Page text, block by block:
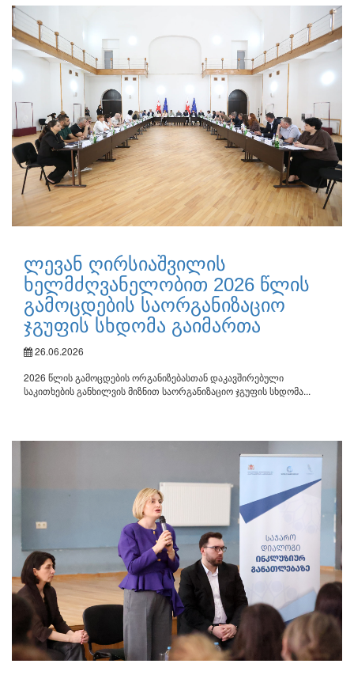
ლევან ღირსიაშვილის
ხელმძღვანელობით 2026 წლის
გამოცდების საორგანიზაციო
ჯგუფის სხდომა გაიმართა
26.06.2026
2026 წლის გამოცდების ორგანიზებასთან დაკავშირებული
საკითხების განხილვის მიზნით საორგანიზაციო ჯგუფის სხდომა...